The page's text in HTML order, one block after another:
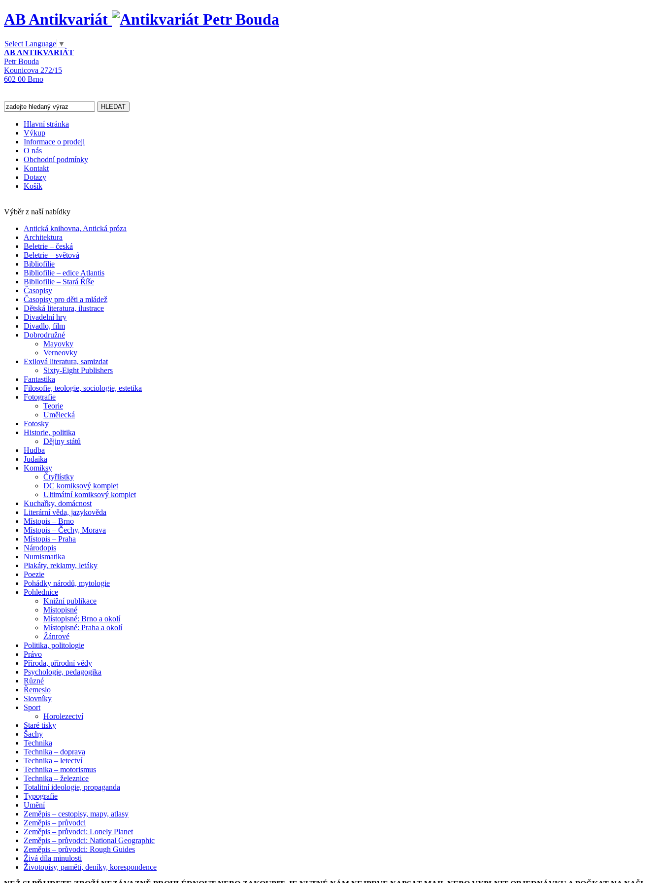
AB Antikvariát
Select Language ▼
AB ANTIKVARIÁT
Petr Bouda
Kounicova 272/15
602 00 Brno
Hlavní stránka
Výkup
Informace o prodeji
O nás
Obchodní podmínky
Kontakt
Dotazy
Košík
Výběr z naší nabídky
Antická knihovna, Antická próza
Architektura
Beletrie – česká
Beletrie – světová
Bibliofilie
Bibliofilie – edice Atlantis
Bibliofilie – Stará Říše
Časopisy
Časopisy pro děti a mládež
Dětská literatura, ilustrace
Divadelní hry
Divadlo, film
Dobrodružné
Mayovky
Verneovky
Exilová literatura, samizdat
Sixty-Eight Publishers
Fantastika
Filosofie, teologie, sociologie, estetika
Fotografie
Teorie
Umělecká
Fotosky
Historie, politika
Dějiny států
Hudba
Judaika
Komiksy
Čtyřlístky
DC komiksový komplet
Ultimátní komiksový komplet
Kuchařky, domácnost
Literární věda, jazykověda
Místopis – Brno
Místopis – Čechy, Morava
Místopis – Praha
Národopis
Numismatika
Plakáty, reklamy, letáky
Poezie
Pohádky národů, mytologie
Pohlednice
Knižní publikace
Místopisné
Místopisné: Brno a okolí
Místopisné: Praha a okolí
Žánrové
Politika, politologie
Právo
Příroda, přírodní vědy
Psychologie, pedagogika
Různé
Řemeslo
Slovníky
Sport
Horolezectví
Staré tisky
Šachy
Technika
Technika – doprava
Technika – letectví
Technika – motorismus
Technika – železnice
Totalitní ideologie, propaganda
Typografie
Umění
Zeměpis – cestopisy, mapy, atlasy
Zeměpis – průvodci
Zeměpis – průvodci: Lonely Planet
Zeměpis – průvodci: National Geographic
Zeměpis – průvodci: Rough Guides
Živá díla minulosti
Životopisy, paměti, deníky, korespondence